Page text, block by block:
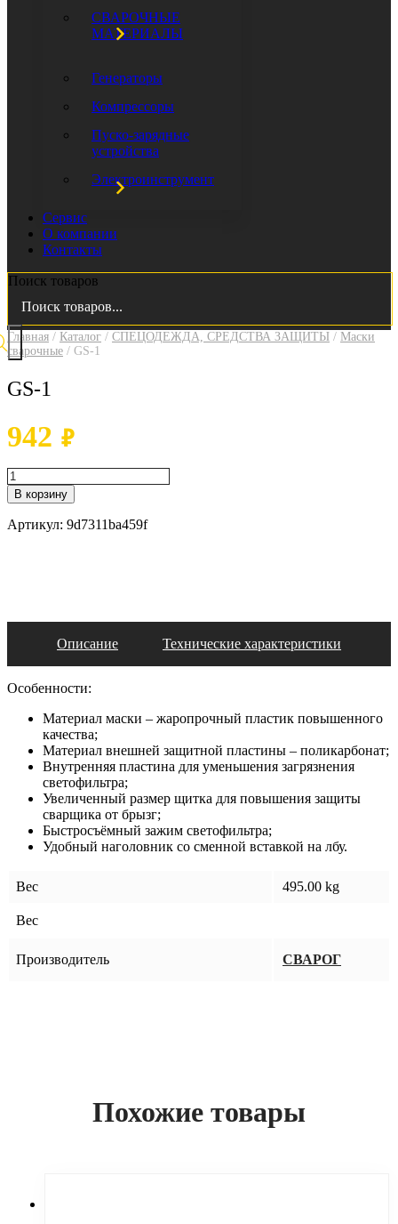
СВАРОЧНЫЕ
МАТЕРИАЛЫ
Генераторы
Компрессоры
Пуско-зарядные
устройства
Электроинструмент
Сервис
О компании
Контакты
Поиск товаров
Главная / Каталог / СПЕЦОДЕЖДА, СРЕДСТВА ЗАЩИТЫ / Маски
сварочные / GS-1
GS-1
942 ₽
В корзину
Артикул: 9d7311ba459f
Описание Технические характеристики
Особенности:
Материал маски – жаропрочный пластик повышенного
качества;
Материал внешней защитной пластины – поликарбонат;
Внутренняя пластина для уменьшения загрязнения
светофильтра;
Увеличенный размер щитка для повышения защиты
сварщика от брызг;
Быстросъёмный зажим светофильтра;
Удобный наголовник со сменной вставкой на лбу.
Вес 495.00 kg
Вес
Производитель СВАРОГ
Похожие товары